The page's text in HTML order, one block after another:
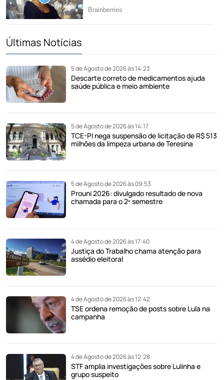
Últimas Notícias
5 de Agosto de 2026 às 14:23
Descarte correto de medicamentos ajuda
saúde pública e meio ambiente
5 de Agosto de 2026 às 14:17
TCE-PI nega suspensão de licitação de R$ 513
milhões da limpeza urbana de Teresina
5 de Agosto de 2026 às 09:53
Prouni 2026: divulgado resultado de nova
chamada para o 2º semestre
4 de Agosto de 2026 às 17:40
Justiça do Trabalho chama atenção para
assédio eleitoral
4 de Agosto de 2026 às 12:42
TSE ordena remoção de posts sobre Lula na
campanha
4 de Agosto de 2026 às 12:28
STF amplia investigações sobre Lulinha e
grupo suspeito